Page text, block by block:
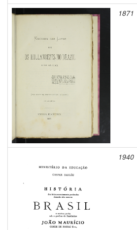
1871
1940